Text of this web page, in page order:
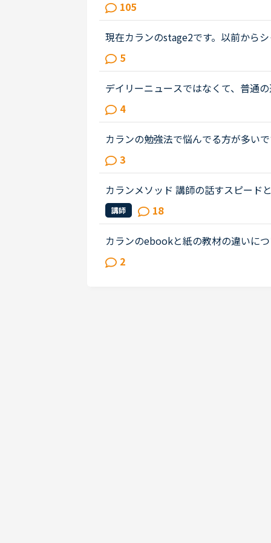
度「今すぐレッスン」を制限したい
105
現在カランのstage2です。以前から
とその先生が話し始めたすぐ後に続
先生は、質問後に私の回答を待つ先...
5
デイリーニュースではなくて、普通
て、受講経験のある方教えてくださ
トを見ずに、最初にオーディオを聞...
4
カランの勉強法で悩んでる方が多い
いるのかは分かりませんが、こんな
なったりしないかな。。。あんまり...
3
カランメソッド 講師の話すスピード
すスピードが余りに早すぎて、やる
workの説明も含めて超高速で質問...
講師 18
カランのebookと紙の教材の違いに
す。初期のステージでは、質問と回
読むだけでした。ステージが進むに
2